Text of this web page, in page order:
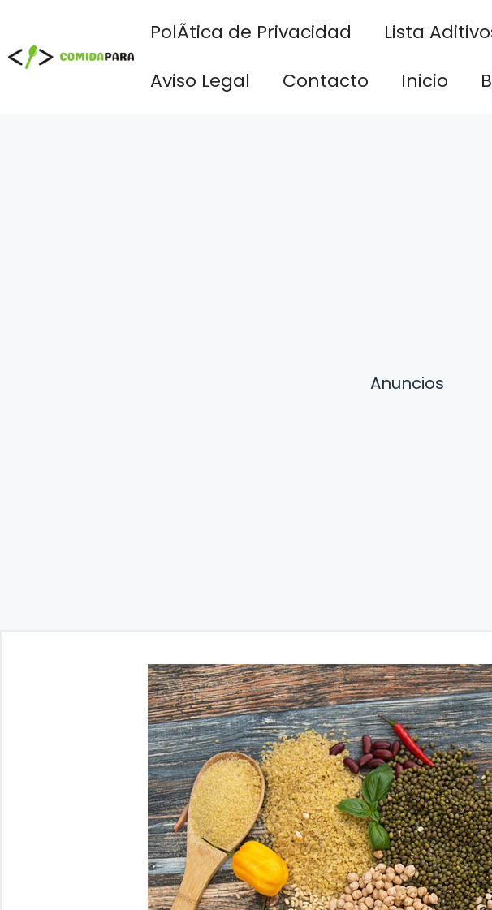
contenido
PolÃ­tica de Privacidad Lista
Aviso Legal
Contacto Inicio
Anuncios